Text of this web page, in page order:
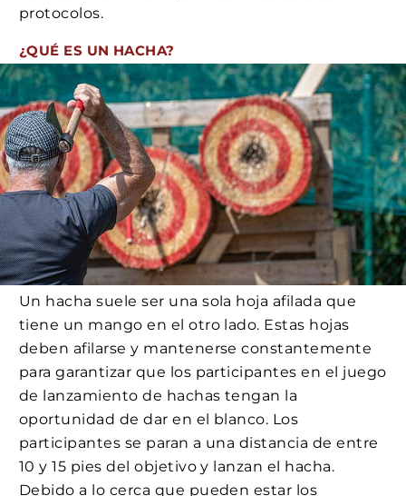
protocolos.
¿QUÉ ES UN HACHA?
Un hacha suele ser una sola hoja afilada que
tiene un mango en el otro lado. Estas hojas
deben afilarse y mantenerse constantemente
para garantizar que los participantes en el juego
de lanzamiento de hachas tengan la
oportunidad de dar en el blanco. Los
participantes se paran a una distancia de entre
10 y 15 pies del objetivo y lanzan el hacha.
Debido a lo cerca que pueden estar los